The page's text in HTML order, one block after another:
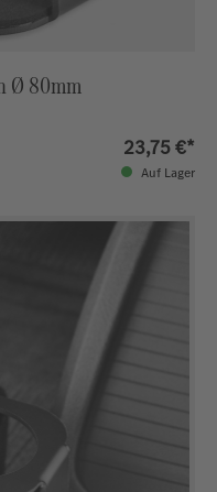
Ø 80mm
23,75 €*
Auf Lager